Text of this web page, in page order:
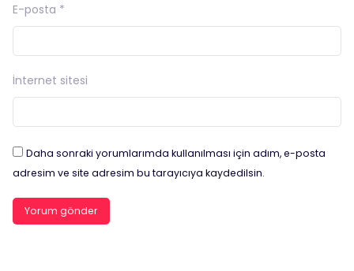
E-posta *
İnternet sitesi
Daha sonraki yorumlarımda kullanılması için adım, e-posta
adresim ve site adresim bu tarayıcıya kaydedilsin.